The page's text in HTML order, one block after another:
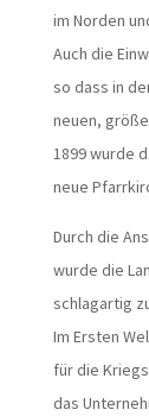
im Norden
Auch die
so dass in
neuen,
1899 wurde
neue
Durch die
wurde die
schlagartig
Im Ersten
für die
das